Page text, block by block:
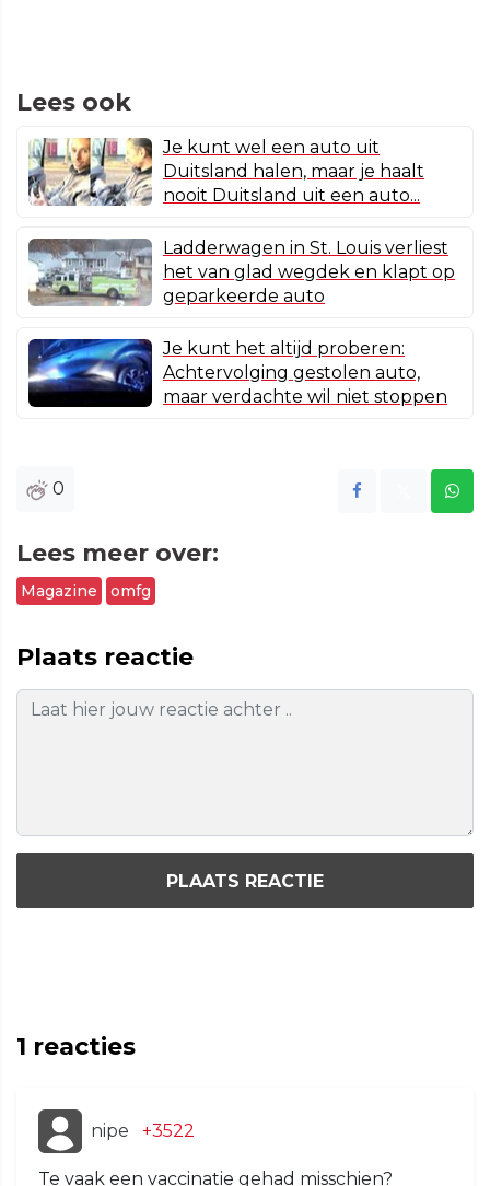
Lees ook
Je kunt wel een auto uit
Duitsland halen, maar je haalt
nooit Duitsland uit een auto...
Ladderwagen in St. Louis verliest
het van glad wegdek en klapt op
geparkeerde auto
Je kunt het altijd proberen:
Achtervolging gestolen auto,
maar verdachte wil niet stoppen
0
Lees meer over:
Magazine omfg
Plaats reactie
PLAATS REACTIE
1 reacties
nipe +3522
Te vaak een vaccinatie gehad misschien?